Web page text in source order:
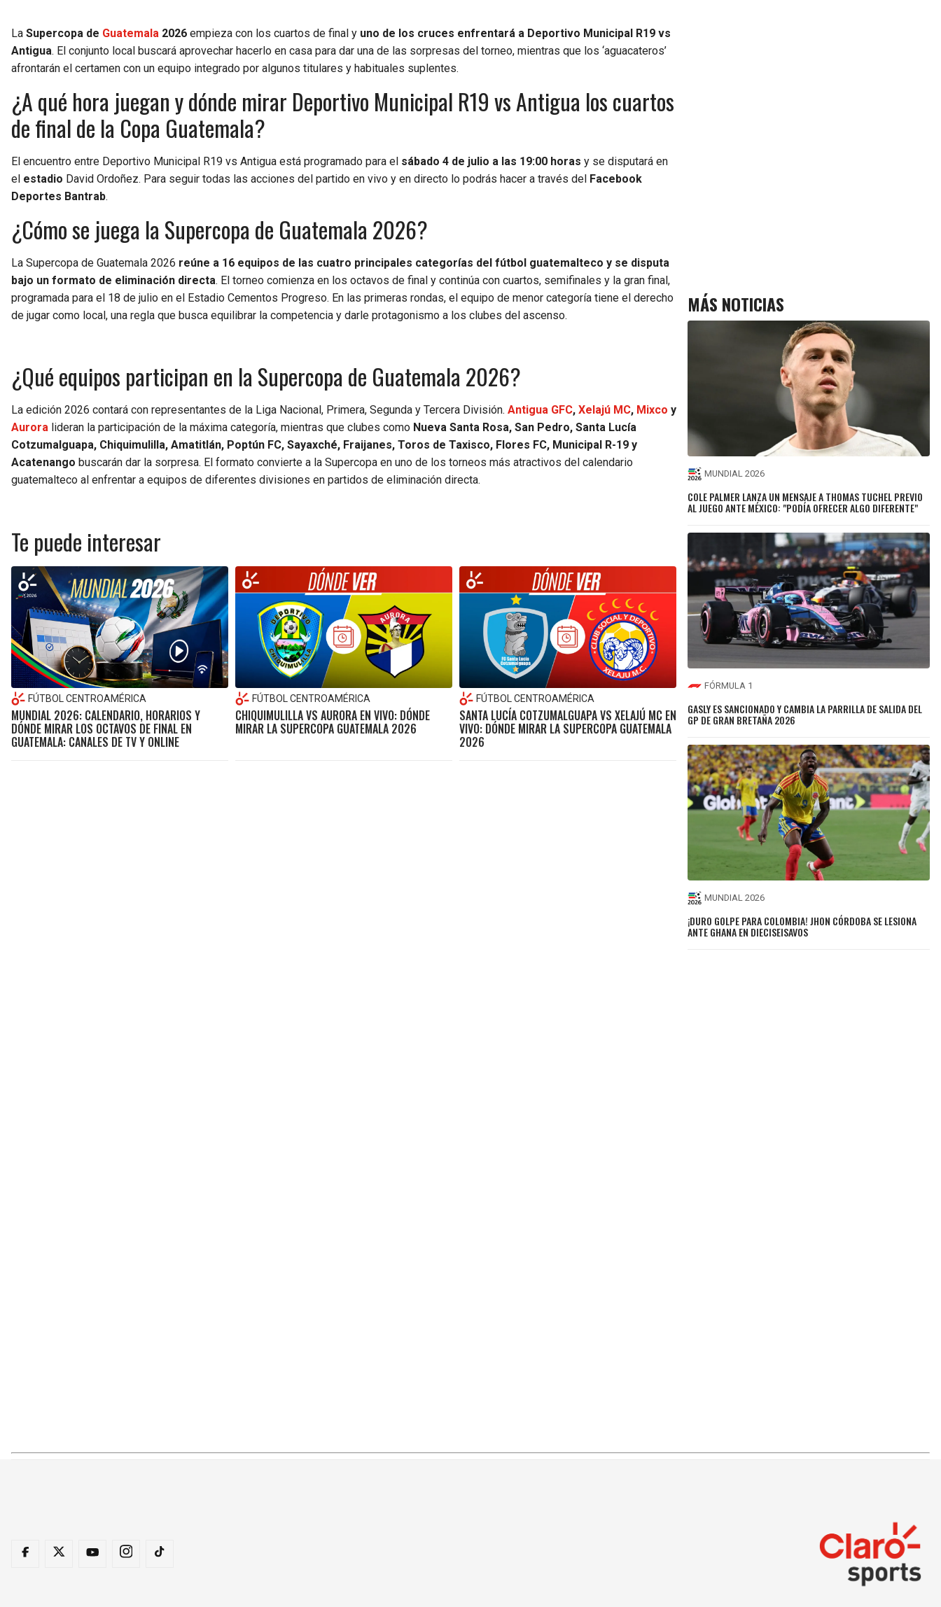
La Supercopa de Guatemala 2026 empieza con los cuartos de final y uno de los cruces enfrentará a Deportivo Municipal R19 vs
Antigua. El conjunto local buscará aprovechar hacerlo en casa para dar una de las sorpresas del torneo, mientras que los ‘aguacateros’
afrontarán el certamen con un equipo integrado por algunos titulares y habituales suplentes.
¿A qué hora juegan y dónde mirar Deportivo Municipal R19 vs Antigua los cuartos
de final de la Copa Guatemala?
El encuentro entre Deportivo Municipal R19 vs Antigua está programado para el sábado 4 de julio a las 19:00 horas y se disputará en
el estadio David Ordoñez. Para seguir todas las acciones del partido en vivo y en directo lo podrás hacer a través del Facebook
Deportes Bantrab.
¿Cómo se juega la Supercopa de Guatemala 2026?
La Supercopa de Guatemala 2026 reúne a 16 equipos de las cuatro principales categorías del fútbol guatemalteco y se disputa
bajo un formato de eliminación directa. El torneo comienza en los octavos de final y continúa con cuartos, semifinales y la gran final,
programada para el 18 de julio en el Estadio Cementos Progreso. En las primeras rondas, el equipo de menor categoría tiene el derecho
de jugar como local, una regla que busca equilibrar la competencia y darle protagonismo a los clubes del ascenso.
¿Qué equipos participan en la Supercopa de Guatemala 2026?
La edición 2026 contará con representantes de la Liga Nacional, Primera, Segunda y Tercera División. Antigua GFC, Xelajú MC, Mixco y
Aurora lideran la participación de la máxima categoría, mientras que clubes como Nueva Santa Rosa, San Pedro, Santa Lucía
Cotzumalguapa, Chiquimulilla, Amatitlán, Poptún FC, Sayaxché, Fraijanes, Toros de Taxisco, Flores FC, Municipal R-19 y
Acatenango buscarán dar la sorpresa. El formato convierte a la Supercopa en uno de los torneos más atractivos del calendario
guatemalteco al enfrentar a equipos de diferentes divisiones en partidos de eliminación directa.
Te puede interesar
FÚTBOL CENTROAMÉRICA
MUNDIAL 2026: CALENDARIO, HORARIOS Y
DÓNDE MIRAR LOS OCTAVOS DE FINAL EN
GUATEMALA: CANALES DE TV Y ONLINE
FÚTBOL CENTROAMÉRICA
CHIQUIMULILLA VS AURORA EN VIVO: DÓNDE
MIRAR LA SUPERCOPA GUATEMALA 2026
FÚTBOL CENTROAMÉRICA
SANTA LUCÍA COTZUMALGUAPA VS XELAJÚ MC EN
VIVO: DÓNDE MIRAR LA SUPERCOPA GUATEMALA
2026
MÁS NOTICIAS
MUNDIAL 2026
COLE PALMER LANZA UN MENSAJE A THOMAS TUCHEL PREVIO
AL JUEGO ANTE MÉXICO: "PODÍA OFRECER ALGO DIFERENTE"
FÓRMULA 1
GASLY ES SANCIONADO Y CAMBIA LA PARRILLA DE SALIDA DEL
GP DE GRAN BRETAÑA 2026
MUNDIAL 2026
¡DURO GOLPE PARA COLOMBIA! JHON CÓRDOBA SE LESIONA
ANTE GHANA EN DIECISEISAVOS